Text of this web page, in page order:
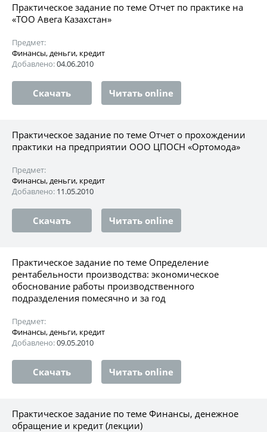
Практическое задание по теме Отчет по практике на
«ТОО Авега Казахстан»
Предмет:
Финансы, деньги, кредит
Добавлено:04.06.2010
Скачать Читать online
Практическое задание по теме Отчет о прохождении
практики на предприятии ООО ЦПОСН «Ортомода»
Предмет:
Финансы, деньги, кредит
Добавлено: 11.05.2010
Скачать Читать online
Практическое задание по теме Определение
рентабельности производства: экономическое
обоснование работы производственного
подразделения помесячно и за год
Предмет:
Финансы, деньги, кредит
Добавлено:09.05.2010
Скачать Читать online
Практическое задание по теме Финансы, денежное
обращение и кредит (лекции)